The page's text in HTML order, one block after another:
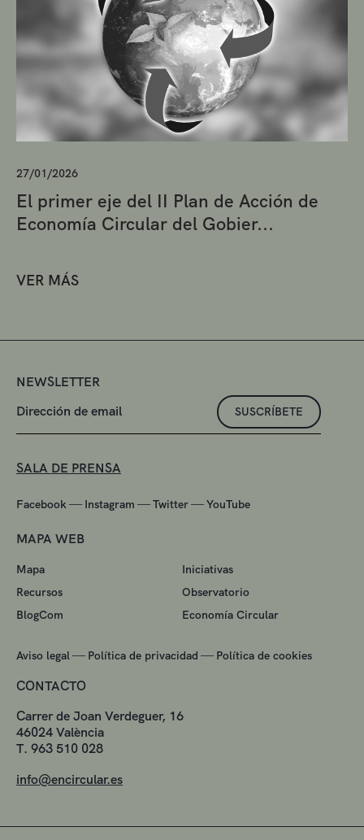
27/01/2026
El primer eje del II Plan de Acción de
Economía Circular del Gobier...
VER MÁS
NEWSLETTER
SUSCRÍBETE
SALA DE PRENSA
Facebook — Instagram —Twitter—YouTube
MAPA WEB
Mapa
Iniciativas
Recursos
Observatorio
BlogCom
Economía Circular
Aviso legal — Política de privacidad — Política de cookies
CONTACTO
Carrer de Joan Verdeguer, 16
46024 València
T. 963 510 028
info@encircular.es